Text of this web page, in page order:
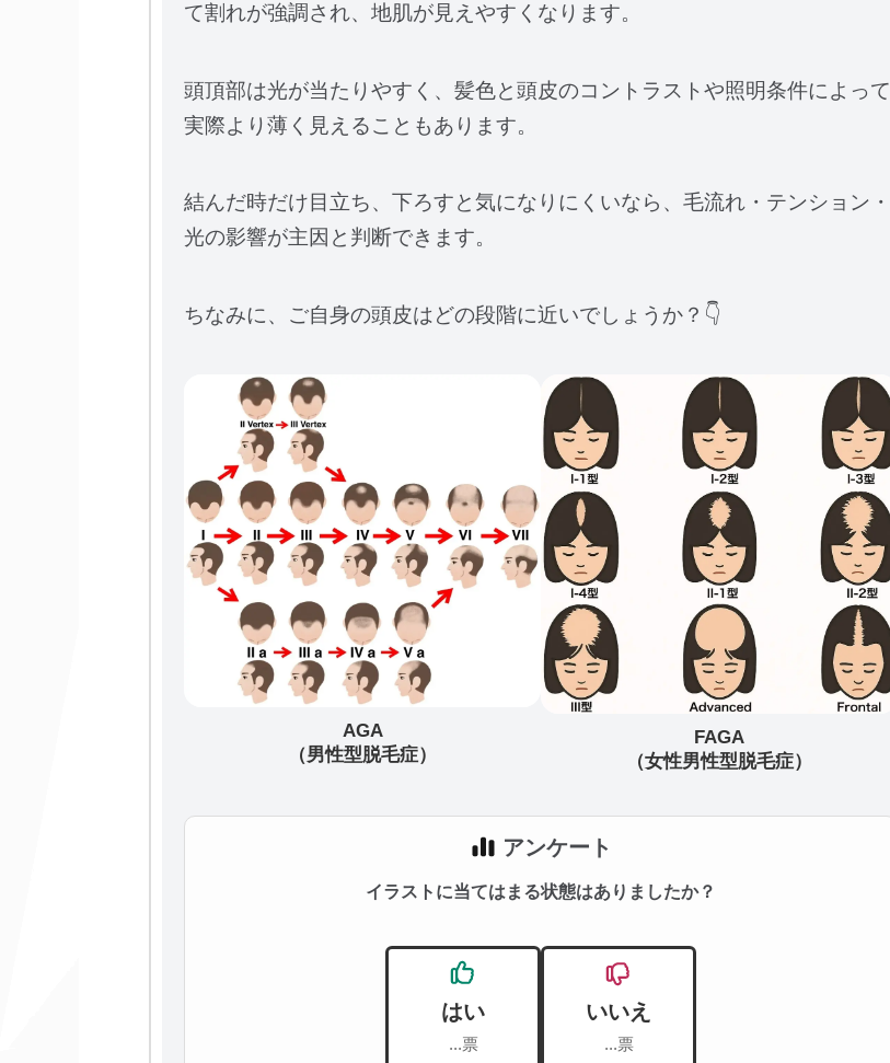
て割れが強調され、地肌が見えやすくなります。
頭頂部は光が当たりやすく、髪色と頭皮のコントラストや照明条件によって
実際より薄く見えることもあります。
結んだ時だけ目立ち、下ろすと気になりにくいなら、毛流れ・テンション・
光の影響が主因と判断できます。
ちなみに、ご自身の頭皮はどの段階に近いでしょうか？👇
AGA
（男性型脱毛症）
FAGA
（女性男性型脱毛症）
アンケート
イラストに当てはまる状態はありましたか？
はい
...票
いいえ
...票